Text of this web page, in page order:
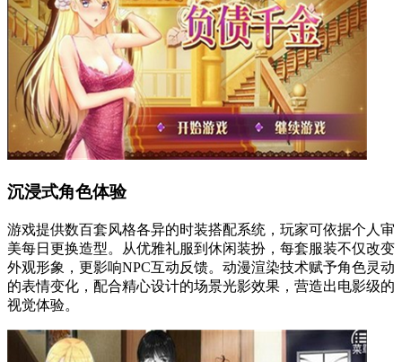
沉浸式角色体验
游戏提供数百套风格各异的时装搭配系统，玩家可依据个人审
美每日更换造型。从优雅礼服到休闲装扮，每套服装不仅改变
外观形象，更影响NPC互动反馈。动漫渲染技术赋予角色灵动
的表情变化，配合精心设计的场景光影效果，营造出电影级的
视觉体验。